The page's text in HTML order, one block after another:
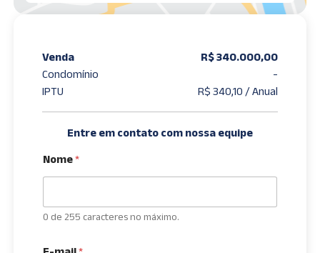
Venda
R$ 340.000,00
Condomínio
-
IPTU
R$ 340,10 / Anual
Entre em contato com nossa equipe
Nome*
0 de 255 caracteres no máximo.